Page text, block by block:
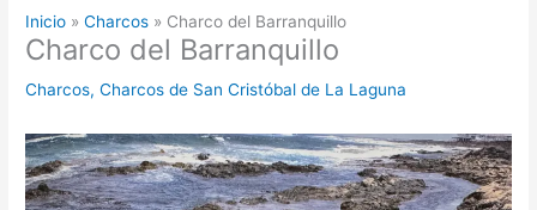
Inicio Charcos Charco del Barranquillo
Charco del Barranquillo
Charcos,Charcos de San Cristóbal de La Laguna